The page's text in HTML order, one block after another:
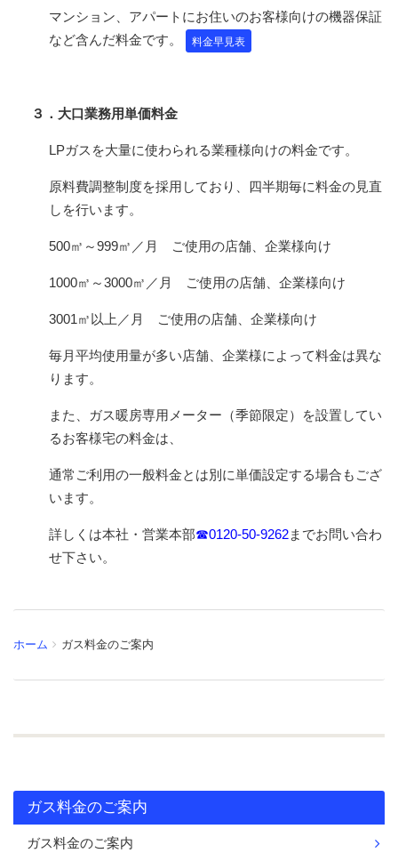
マンション、アパートにお住いのお客様向けの機器保証
など含んだ料金です。
料金早見表
３．大口業務用単価料金
LPガスを大量に使わられる業種様向けの料金です。
原料費調整制度を採用しており、四半期毎に料金の見直
しを行います。
500㎥～999㎥／月 ご使用の店舗、企業様向け
1000㎥～3000㎥／月 ご使用の店舗、企業様向け
3001㎥以上／月 ご使用の店舗、企業様向け
毎月平均使用量が多い店舗、企業様によって料金は異な
ります。
また、ガス暖房専用メーター（季節限定）を設置してい
るお客様宅の料金は、
通常ご利用の一般料金とは別に単価設定する場合もござ
います。
詳しくは本社・営業本部☎0120-50-9262までお問い合わ
せ下さい。
ホーム ガス料金のご案内
ガス料金のご案内
ガス料金のご案内